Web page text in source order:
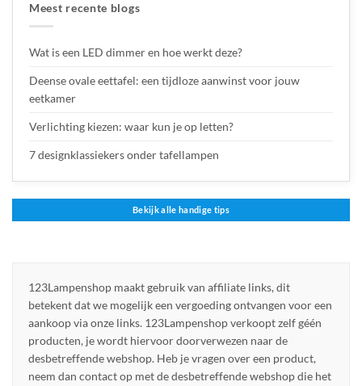
Meest recente blogs
Wat is een LED dimmer en hoe werkt deze?
Deense ovale eettafel: een tijdloze aanwinst voor jouw
eetkamer
Verlichting kiezen: waar kun je op letten?
7 designklassiekers onder tafellampen
Bekijk alle handige tips
123Lampenshop maakt gebruik van affiliate links, dit
betekent dat we mogelijk een vergoeding ontvangen voor een
aankoop via onze links. 123Lampenshop verkoopt zelf géén
producten, je wordt hiervoor doorverwezen naar de
desbetreffende webshop. Heb je vragen over een product,
neem dan contact op met de desbetreffende webshop die het